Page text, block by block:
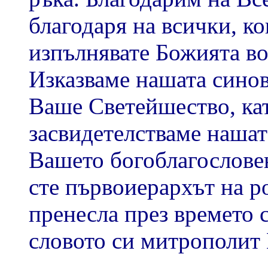
благодаря на всички,
изпълнявате Божията
Изказваме нашата
Ваше Светейшество,
засвидетелстваме
Вашето
сте първоиерархът на
пренесла през времето
словото си